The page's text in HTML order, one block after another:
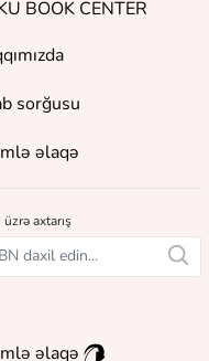
BOOK CENTER
sorğusu
əlaqə
üzrə axtarış
əlaqə